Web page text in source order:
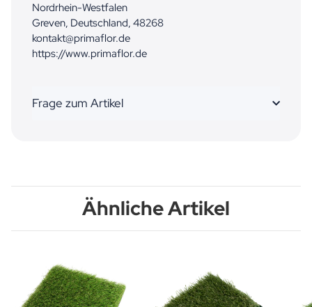
Nordrhein-Westfalen
Greven, Deutschland, 48268
kontakt@primaflor.de
https://www.primaflor.de
Frage zum Artikel
Ähnliche Artikel